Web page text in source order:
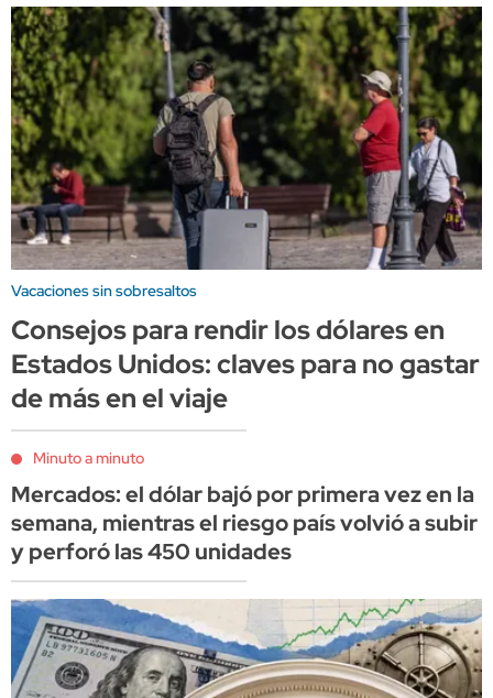
Vacaciones sin sobresaltos
Consejos para rendir los dólares en
Estados Unidos: claves para no gastar
de más en el viaje
Minuto a minuto
Mercados: el dólar bajó por primera vez en la
semana, mientras el riesgo país volvió a subir
y perforó las 450 unidades